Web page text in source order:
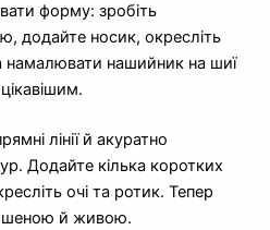
форму: зробіть
додайте носик, окресліть
намалювати нашийник на шиї
лінії й акуратно
Додайте кілька коротких
очі та ротик. Тепер
й живою.